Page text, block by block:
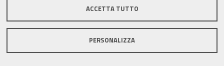
ACCETTA TUTTO
PERSONALIZZA
Informativa generale
Informative privacy
Accessibilità
Note legali
Informativa estesa sui cookie
Social media policy